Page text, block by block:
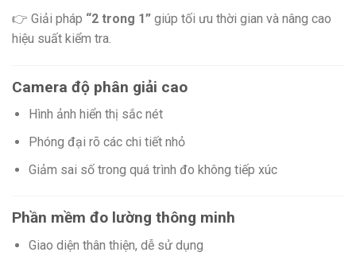
👉 Giải pháp “2 trong 1” giúp tối ưu thời gian và nâng cao
hiệu suất kiểm tra.
Camera độ phân giải cao
Hình ảnh hiển thị sắc nét
Phóng đại rõ các chi tiết nhỏ
Giảm sai số trong quá trình đo không tiếp xúc
Phần mềm đo lường thông minh
Giao diện thân thiện, dễ sử dụng